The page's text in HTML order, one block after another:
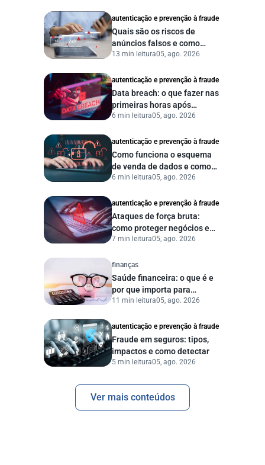
autenticação e prevenção à fraude
Quais são os riscos de
anúncios falsos e como
proteger seu negócio?
13 min leitura05, ago. 2026
autenticação e prevenção à fraude
Data breach: o que fazer nas
primeiras horas após
vazamento de dados?
6 min leitura05, ago. 2026
autenticação e prevenção à fraude
Como funciona o esquema
de venda de dados e como
proteger sua empresa?
6 min leitura05, ago. 2026
autenticação e prevenção à fraude
Ataques de força bruta:
como proteger negócios e
dados digitais
7 min leitura05, ago. 2026
finanças
Saúde financeira: o que é e
por que importa para
pessoas e empresas?
11 min leitura05, ago. 2026
autenticação e prevenção à fraude
Fraude em seguros: tipos,
impactos e como detectar
5 min leitura05, ago. 2026
Ver mais conteúdos